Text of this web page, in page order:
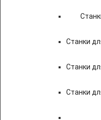
Станки
Станки
Станки